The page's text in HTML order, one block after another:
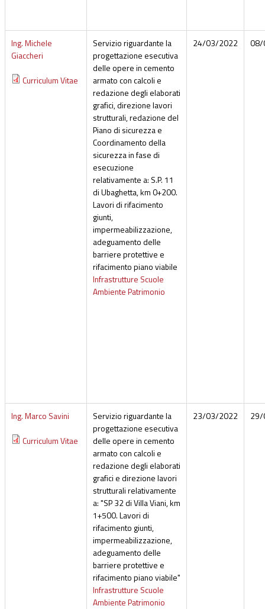
Ing. Michele
Giaccheri
Curriculum Vitae
Servizio riguardante la
progettazione esecutiva
delle opere in cemento
armato con calcoli e
redazione degli elaborati
grafici, direzione lavori
strutturali, redazione del
Piano di sicurezza e
Coordinamento della
sicurezza in fase di
esecuzione
relativamente a: S.P. 11
di Ubaghetta, km 0+200.
Lavori di rifacimento
giunti,
impermeabilizzazione,
adeguamento delle
barriere protettive e
rifacimento piano viabile
Infrastrutture Scuole
Ambiente Patrimonio
24/03/2022 08/
Ing. Marco Savini
Curriculum Vitae
Servizio riguardante la
progettazione esecutiva
delle opere in cemento
armato con calcoli e
redazione degli elaborati
grafici e direzione lavori
strutturali relativamente
a: "SP 32 di Villa Viani, km
1+500. Lavori di
rifacimento giunti,
impermeabilizzazione,
adeguamento delle
barriere protettive e
rifacimento piano viabile"
Infrastrutture Scuole
Ambiente Patrimonio
23/03/2022